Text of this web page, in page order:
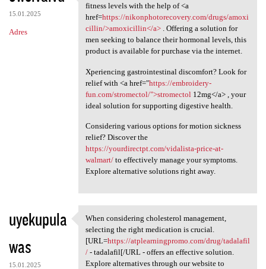
15.01.2025
Adres
Regain your vitality and
fitness levels with the help of <a
href=https://nikonphotorecovery.com/drugs/amoxi
cillin/>amoxicillin</a>. Offering a solution for
men seeking to balance their hormonal levels, this
product is available for purchase via the internet.
Xperiencing gastrointestinal discomfort? Look for
relief with <a href="https://embroidery-
fun.com/stromectol/">stromectol 12mg</a> , your
ideal solution for supporting digestive health.
Considering various options for motion sickness
relief? Discover the
https://yourdirectpt.com/vidalista-price-at-
walmart/to effectively manage your symptoms.
Explore alternative solutions right away.
uyekupula
was
15.01.2025
When considering cholesterol
When considering cholesterol management,
selecting the right medication is crucial.
[URL=https://atplearningpromo.com/drug/tadalafil
/- tadalafil[/URL - offers an effective solution.
Explore alternatives through our website to